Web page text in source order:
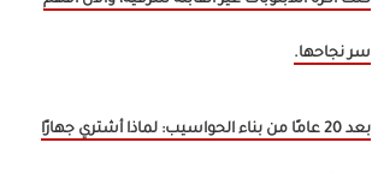
سر نجاحها.
بعد 20 عامًا من بناء الحواسيب: لماذا أشتري جهازًا